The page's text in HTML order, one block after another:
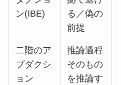
ン(IBE)
る／偽の
前提
二階のア
ブダクシ
ョン
推論過程
そのもの
を推論す